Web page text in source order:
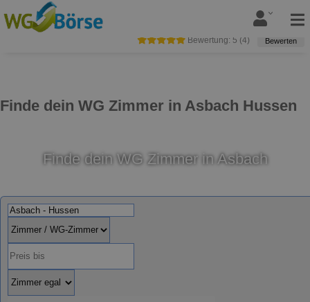
Finde dein WG Zimmer in Asbach Hussen
Bewertung: 5 (4) Bewerten
Finde dein WG Zimmer in Asbach